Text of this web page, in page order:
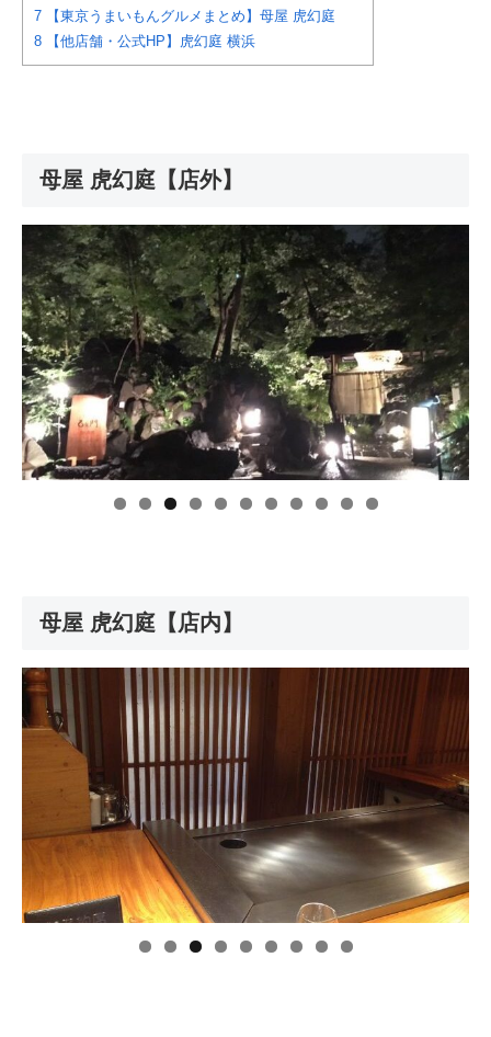
7 【東京うまいもんグルメまとめ】母屋 虎幻庭
8 【他店舗・公式HP】虎幻庭 横浜
母屋 虎幻庭【店外】
母屋 虎幻庭【店内】